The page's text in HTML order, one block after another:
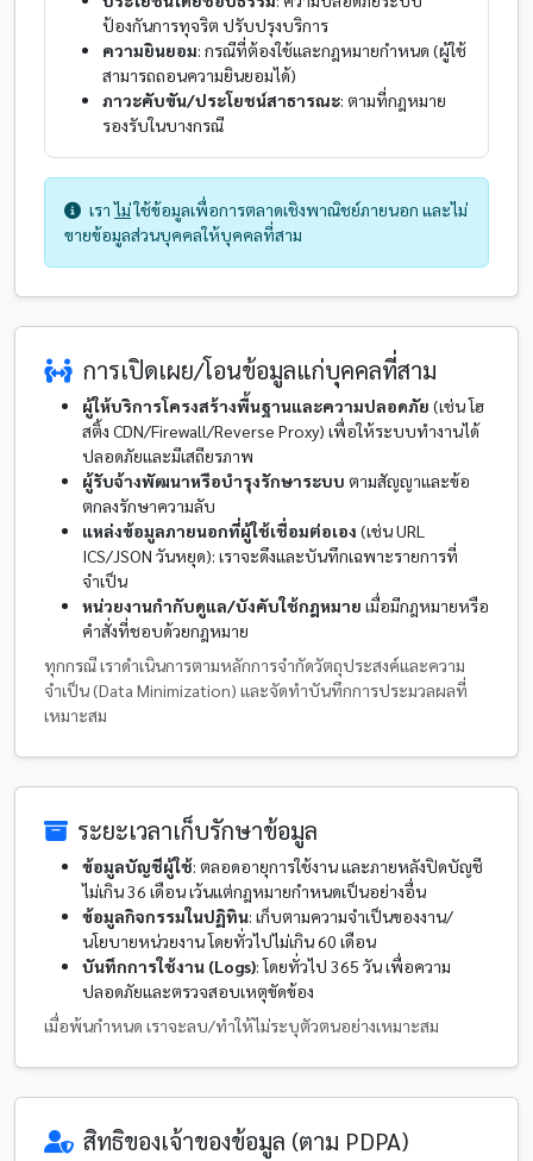
ป้องกันการทุจริต ปรับปรุงบริการ
ความยินยอม: กรณีที่ต้องใช้และกฎหมายกำหนด (ผู้ใช้
สามารถถอนความยินยอมได้)
ภาวะคับขัน/ประโยชน์สาธารณะ: ตามที่กฎหมาย
รองรับในบางกรณี
เราไม่ใช้ข้อมูลเพื่อการตลาดเชิงพาณิชย์ภายนอก และไม่
ขายข้อมูลส่วนบุคคลให้บุคคลที่สาม
การเปิดเผย/โอนข้อมูลแก่บุคคลที่สาม
ผู้ให้บริการโครงสร้างพื้นฐานและความปลอดภัย (เช่น โฮ
สติ้ง CDN/Firewall/Reverse Proxy) เพื่อให้ระบบทำงานได้
ปลอดภัยและมีเสถียรภาพ
ผู้รับจ้างพัฒนาหรือบำรุงรักษาระบบ ตามสัญญาและข้อ
ตกลงรักษาความลับ
แหล่งข้อมูลภายนอกที่ผู้ใช้เชื่อมต่อเอง (เช่น URL
ICS/JSON วันหยุด): เราจะดึงและบันทึกเฉพาะรายการที่
จำเป็น
หน่วยงานกำกับดูแล/บังคับใช้กฎหมาย เมื่อมีกฎหมายหรือ
คำสั่งที่ชอบด้วยกฎหมาย
ทุกกรณี เราดำเนินการตามหลักการจำกัดวัตถุประสงค์และความ
จำเป็น (Data Minimization) และจัดทำบันทึกการประมวลผลที่
เหมาะสม
ระยะเวลาเก็บรักษาข้อมูล
ข้อมูลบัญชีผู้ใช้: ตลอดอายุการใช้งาน และภายหลังปิดบัญชี
ไม่เกิน36 เดือน เว้นแต่กฎหมายกำหนดเป็นอย่างอื่น
ข้อมูลกิจกรรมในปฏิทิน: เก็บตามความจำเป็นของงาน/
นโยบายหน่วยงาน โดยทั่วไปไม่เกิน60 เดือน
บันทึกการใช้งาน (Logs): โดยทั่วไป 365 วัน เพื่อความ
ปลอดภัยและตรวจสอบเหตุขัดข้อง
เมื่อพ้นกำหนด เราจะลบ/ทำให้ไม่ระบุตัวตนอย่างเหมาะสม
สิทธิของเจ้าของข้อมูล (ตาม PDPA)